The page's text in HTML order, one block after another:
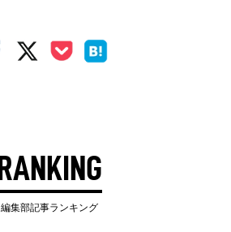
RANKING
編集部記事ランキング